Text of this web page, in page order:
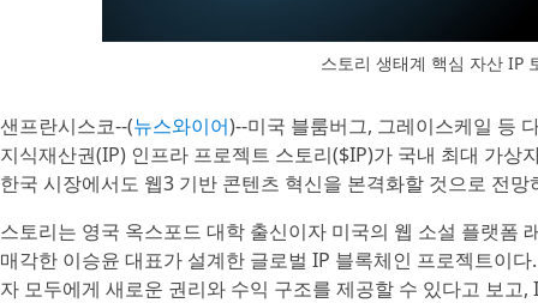
스토리 생태계 핵심 자산 IP
샌프란시스코--(뉴스와이어)--미국 블룸버그, 그레이스케일 등
지식재산권(IP) 인프라 프로젝트 스토리($IP)가 국내 최대 가
한국 시장에서도 웹3 기반 콘텐츠 혁신을 본격화할 것으로 전망
스토리는 영국 옥스포드 대학 출신이자 미국의 웹 소설 플랫폼
매각한 이승윤 대표가 설계한 글로벌 IP 블록체인 프로젝트이
자 모두에게 새로운 권리와 수익 구조를 제공할 수 있다고 보고